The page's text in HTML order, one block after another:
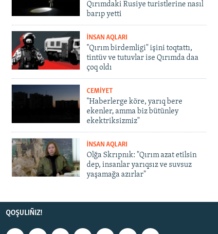
Qırımdaki Rusiye turistlerine nasıl
barıp yetti
İNSAN AQLARI
"Qırım birdemligi" işini toqtattı,
tintüv ve tutuvlar ise Qırımda daa
çoq oldı
CEMİYET
"Haberlerge köre, yarıq bere
ekenler, amma biz bütünley
ekektriksizmiz"
İNSAN AQLARI
Olğa Skrıpnık: "Qırım azat etilsin
dep, insanlar yarıqsız ve suvsuz
yaşamağa azırlar"
QOŞULIÑIZ!